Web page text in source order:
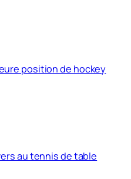
position de hockey
au tennis de table